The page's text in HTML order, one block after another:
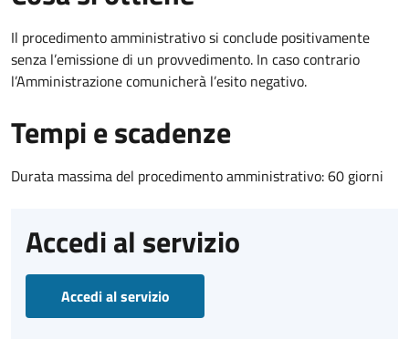
Il procedimento amministrativo si conclude positivamente
senza l’emissione di un provvedimento. In caso contrario
l’Amministrazione comunicherà l’esito negativo.
Tempi e scadenze
Durata massima del procedimento amministrativo: 60 giorni
Accedi al servizio
Accedi al servizio